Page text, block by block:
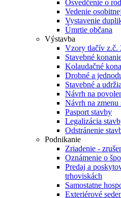
Osvedčenie o
Vedenie
Vystavenie
Úmrtie občana
Výstavba
Vzory tlačív z.č.
Stavebné
Kolaudačné
Drobné a
Stavebné a
Návrh na
Návrh na zmenu
Pasport stavby
Legalizácia
Odstránenie
Podnikanie
Zriadenie -
Oznámenie o
Predaj a
trhoviskách
Samostatne
Exteriérové